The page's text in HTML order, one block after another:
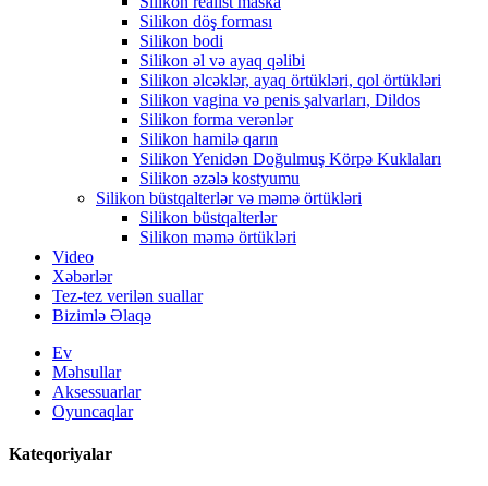
Silikon döş forması
Silikon bodi
Silikon əl və ayaq qəlibi
Silikon əlcəklər, ayaq örtükləri, qol örtükləri
Silikon vagina və penis şalvarları, Dildos
Silikon forma verənlər
Silikon hamilə qarın
Silikon Yenidən Doğulmuş Körpə Kuklaları
Silikon əzələ kostyumu
Silikon büstqalterlər və məmə örtükləri
Silikon büstqalterlər
Silikon məmə örtükləri
Video
Xəbərlər
Tez-tez verilən suallar
Bizimlə Əlaqə
Ev
Məhsullar
Aksessuarlar
Oyuncaqlar
Kateqoriyalar